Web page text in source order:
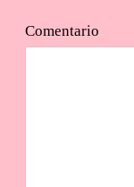
Comentario